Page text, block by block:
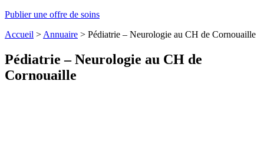
Publier une offre de soins
Accueil > Annuaire > Pédiatrie – Neurologie au CH de Cornouaille
Pédiatrie – Neurologie au CH de
Cornouaille